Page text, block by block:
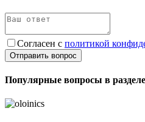
Согласен с политикой
Отправить вопрос
Популярные вопросы в разделе